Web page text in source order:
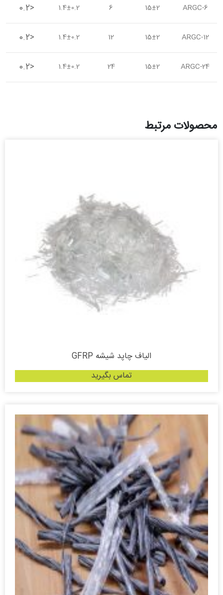
ARGC-6
15±2
6
1.4±0.2
0.2>
ARGC-12
15±2
12
1.4±0.2
0.2>
ARGC-24
15±2
24
1.4±0.2
0.2>
محصولات مرتبط
الیاف چاپد شیشه ‏GFRP‏
تماس بگیرید